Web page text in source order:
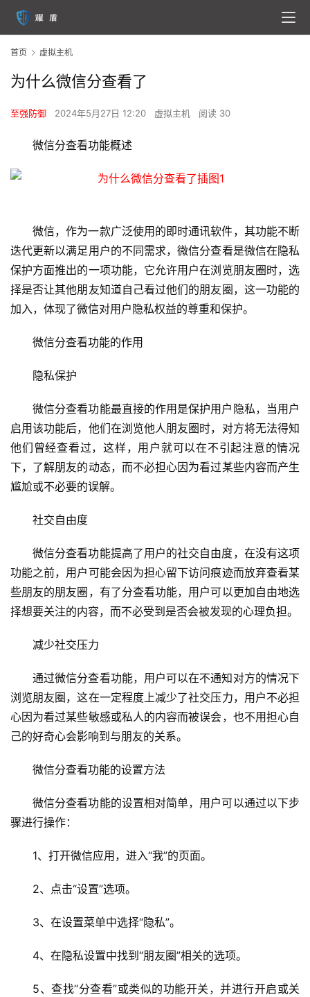
首页 虚拟主机
为什么微信分查看了
至强防御 2024年5月27日 12:20 虚拟主机 阅读 30
微信分查看功能概述
微信，作为一款广泛使用的即时通讯软件，其功能不断
迭代更新以满足用户的不同需求，微信分查看是微信在隐私
保护方面推出的一项功能，它允许用户在浏览朋友圈时，选
择是否让其他朋友知道自己看过他们的朋友圈，这一功能的
加入，体现了微信对用户隐私权益的尊重和保护。
微信分查看功能的作用
隐私保护
微信分查看功能最直接的作用是保护用户隐私，当用户
启用该功能后，他们在浏览他人朋友圈时，对方将无法得知
他们曾经查看过，这样，用户就可以在不引起注意的情况
下，了解朋友的动态，而不必担心因为看过某些内容而产生
尴尬或不必要的误解。
社交自由度
微信分查看功能提高了用户的社交自由度，在没有这项
功能之前，用户可能会因为担心留下访问痕迹而放弃查看某
些朋友的朋友圈，有了分查看功能，用户可以更加自由地选
择想要关注的内容，而不必受到是否会被发现的心理负担。
减少社交压力
通过微信分查看功能，用户可以在不通知对方的情况下
浏览朋友圈，这在一定程度上减少了社交压力，用户不必担
心因为看过某些敏感或私人的内容而被误会，也不用担心自
己的好奇心会影响到与朋友的关系。
微信分查看功能的设置方法
微信分查看功能的设置相对简单，用户可以通过以下步
骤进行操作：
1、打开微信应用，进入“我”的页面。
2、点击“设置”选项。
3、在设置菜单中选择“隐私”。
4、在隐私设置中找到“朋友圈”相关的选项。
5、查找“分查看”或类似的功能开关，并进行开启或关